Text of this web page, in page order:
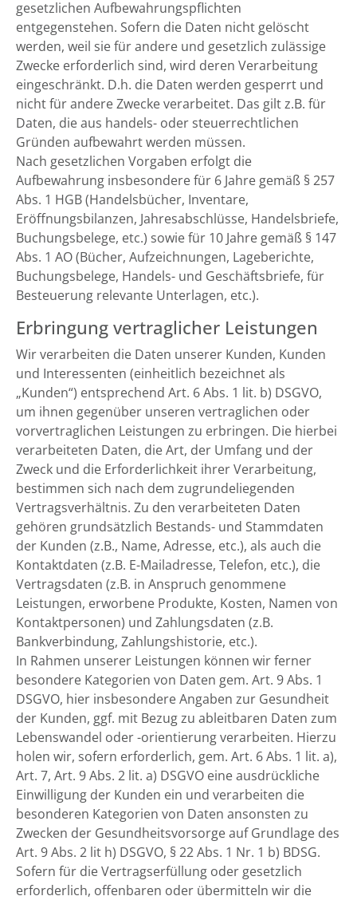
gesetzlichen Aufbewahrungspflichten
entgegenstehen. Sofern die Daten nicht gelöscht
werden, weil sie für andere und gesetzlich zulässige
Zwecke erforderlich sind, wird deren Verarbeitung
eingeschränkt. D.h. die Daten werden gesperrt und
nicht für andere Zwecke verarbeitet. Das gilt z.B. für
Daten, die aus handels- oder steuerrechtlichen
Gründen aufbewahrt werden müssen.
Nach gesetzlichen Vorgaben erfolgt die
Aufbewahrung insbesondere für 6 Jahre gemäß § 257
Abs. 1 HGB (Handelsbücher, Inventare,
Eröffnungsbilanzen, Jahresabschlüsse, Handelsbriefe,
Buchungsbelege, etc.) sowie für 10 Jahre gemäß § 147
Abs. 1 AO (Bücher, Aufzeichnungen, Lageberichte,
Buchungsbelege, Handels- und Geschäftsbriefe, für
Besteuerung relevante Unterlagen, etc.).
Erbringung vertraglicher Leistungen
Wir verarbeiten die Daten unserer Kunden, Kunden
und Interessenten (einheitlich bezeichnet als
„Kunden“) entsprechend Art. 6 Abs. 1 lit. b) DSGVO,
um ihnen gegenüber unseren vertraglichen oder
vorvertraglichen Leistungen zu erbringen. Die hierbei
verarbeiteten Daten, die Art, der Umfang und der
Zweck und die Erforderlichkeit ihrer Verarbeitung,
bestimmen sich nach dem zugrundeliegenden
Vertragsverhältnis. Zu den verarbeiteten Daten
gehören grundsätzlich Bestands- und Stammdaten
der Kunden (z.B., Name, Adresse, etc.), als auch die
Kontaktdaten (z.B. E-Mailadresse, Telefon, etc.), die
Vertragsdaten (z.B. in Anspruch genommene
Leistungen, erworbene Produkte, Kosten, Namen von
Kontaktpersonen) und Zahlungsdaten (z.B.
Bankverbindung, Zahlungshistorie, etc.).
In Rahmen unserer Leistungen können wir ferner
besondere Kategorien von Daten gem. Art. 9 Abs. 1
DSGVO, hier insbesondere Angaben zur Gesundheit
der Kunden, ggf. mit Bezug zu ableitbaren Daten zum
Lebenswandel oder -orientierung verarbeiten. Hierzu
holen wir, sofern erforderlich, gem. Art. 6 Abs. 1 lit. a),
Art. 7, Art. 9 Abs. 2 lit. a) DSGVO eine ausdrückliche
Einwilligung der Kunden ein und verarbeiten die
besonderen Kategorien von Daten ansonsten zu
Zwecken der Gesundheitsvorsorge auf Grundlage des
Art. 9 Abs. 2 lit h) DSGVO, § 22 Abs. 1 Nr. 1 b) BDSG.
Sofern für die Vertragserfüllung oder gesetzlich
erforderlich, offenbaren oder übermitteln wir die